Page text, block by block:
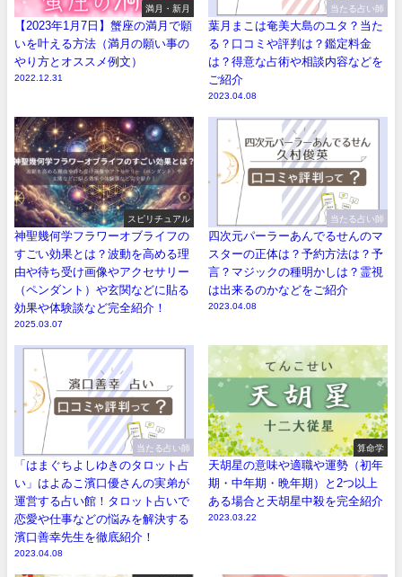
満月・新月
【2023年1月7日】蟹座の満月で願
いを叶える方法（満月の願い事の
やり方とオススメ例文）
2022.12.31
当たる占い師
葉月まこは奄美大島のユタ？当た
る？口コミや評判は？鑑定料金
は？得意な占術や相談内容などを
ご紹介
2023.04.08
スピリチュアル
神聖幾何学フラワーオブライフの
すごい効果とは？波動を高める理
由や待ち受け画像やアクセサリー
（ペンダント）や玄関などに貼る
効果や体験談など完全紹介！
2025.03.07
当たる占い師
四次元パーラーあんでるせんのマ
スターの正体は？予約方法は？予
言？マジックの種明かしは？霊視
は出来るのかなどをご紹介
2023.04.08
当たる占い師
「はまぐちよしゆきのタロット占
い」はよゐこ濱口優さんの実弟が
運営する占い館！タロット占いで
恋愛や仕事などの悩みを解決する
濱口善幸先生を徹底紹介！
2023.04.08
算命学
天胡星の意味や適職や運勢（初年
期・中年期・晩年期）と2つ以上
ある場合と天胡星中殺を完全紹介
2023.03.22